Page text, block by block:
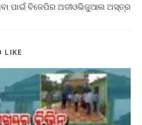
ପାଇଁ ବିଜେପିର ଅଡୀଓଭିଜୁଆଲ ଅସ୍ତ୍ର
LIKE